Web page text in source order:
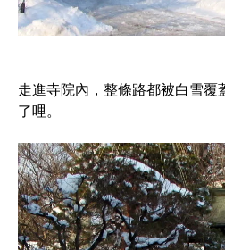
走進寺院內，整條路都被白雪覆
了哩。